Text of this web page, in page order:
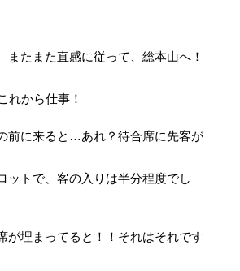
たまた直感に従って、総本山へ！
れから仕事！
前に来ると…あれ？待合席に先客が
ットで、客の入りは半分程度でし
が埋まってると！！それはそれです